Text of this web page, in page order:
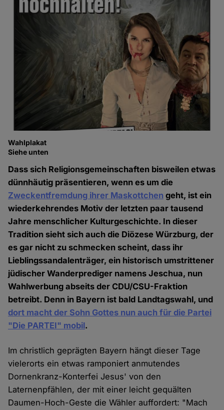
Wahlplakat
Siehe unten
Dass sich Religionsgemeinschaften bisweilen etwas
dünnhäutig präsentieren, wenn es um die
Zweckentfremdung ihrer Maskottchen geht, ist ein
wiederkehrendes Motiv der letzten paar tausend
Jahre menschlicher Kulturgeschichte. In dieser
Tradition sieht sich auch die Diözese Würzburg, der
es gar nicht zu schmecken scheint, dass ihr
Lieblingssandalenträger, ein historisch umstrittener
jüdischer Wanderprediger namens Jeschua, nun
Wahlwerbung abseits der CDU/CSU-Fraktion
betreibt. Denn in Bayern ist bald Landtagswahl, und
dort macht der Sohn Gottes nun auch für die Partei
"Die PARTEI" mobil.
Im christlich geprägten Bayern hängt dieser Tage
vielerorts ein etwas ramponiert anmutendes
Dornenkranz-Konterfei Jesus' von den
Laternenpfählen, der mit einer leicht gequälten
Daumen-Hoch-Geste die Wähler auffordert: "Mach